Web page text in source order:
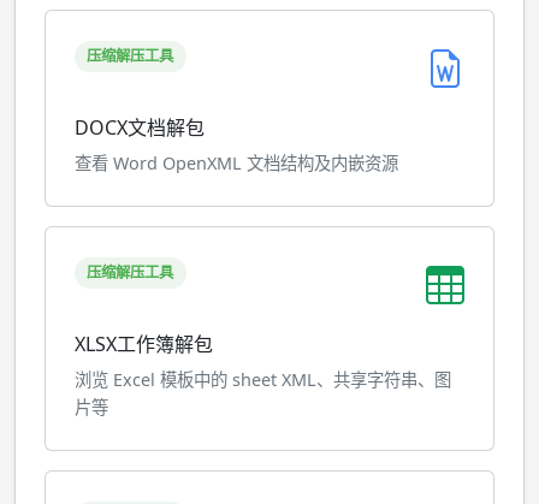
压缩解压工具
DOCX文档解包
查看 Word OpenXML 文档结构及内嵌资源
压缩解压工具
XLSX工作簿解包
浏览 Excel 模板中的 sheet XML、共享字符串、图
片等